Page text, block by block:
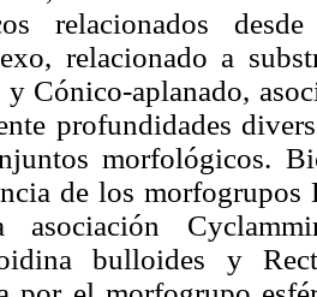
relacionados
relacionado a
Cónico-aplanado,
profundidades
morfológicos.
de los
bulloides y